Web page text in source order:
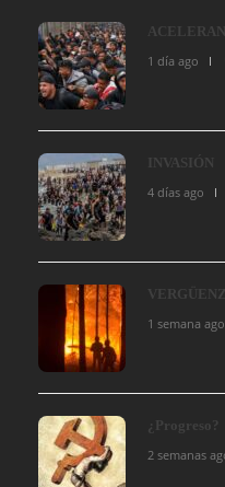
1 día ago
INVASIÓN
4 días ago
1 semana ago
¿Progreso?
2 semanas